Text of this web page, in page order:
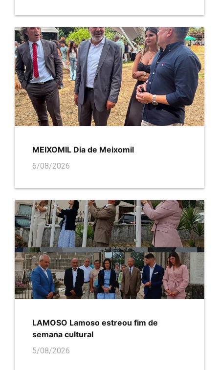
MEIXOMIL Dia de Meixomil
6/08/2026
LAMOSO Lamoso estreou fim de
semana cultural
5/08/2026